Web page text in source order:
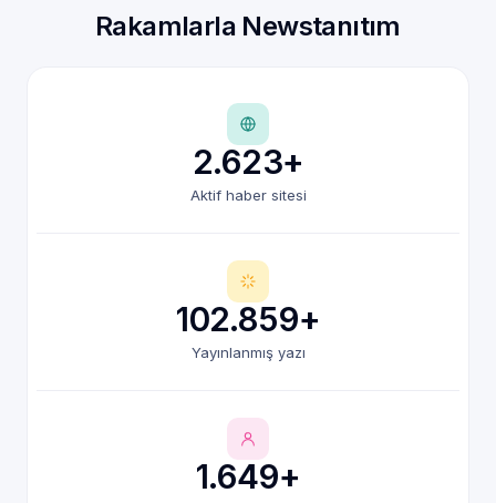
Rakamlarla Newstanıtım
2.623+
Aktif haber sitesi
102.859+
Yayınlanmış yazı
1.649+